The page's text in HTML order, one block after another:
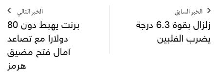
الخبر السابق
زلزال بقوة 6.3 درجة
يضرب الفلبين
الخبر التالي
برنت يهبط دون 80
دولارا مع تصاعد
آمال فتح مضيق
هرمز